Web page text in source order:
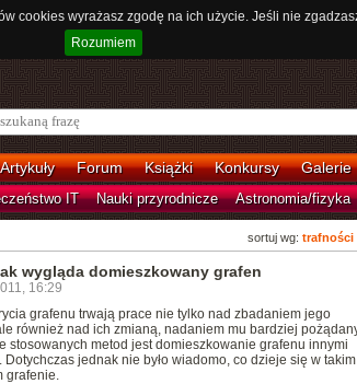
cookies wyrażasz zgodę na ich użycie. Jeśli nie
Rozumiem
Artykuły Forum Książki Konkursy Galerie
IT Nauki przyrodnicze Astronomia/fizyka
sortuj wg: trafności
wygląda domieszkowany grafen
16:29
grafenu trwają prace nie tylko nad zbadaniem jego
również nad ich zmianą, nadaniem mu bardziej
stosowanych metod jest domieszkowanie grafenu innymi
Dotychczas jednak nie było wiadomo, co dzieje się w takim
grafenie.